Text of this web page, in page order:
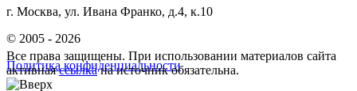
г. Москва, ул. Ивана Франко, д.4, к.10
© 2005 - 2026
Политика конфиденциальности
Все права защищены. При использовании материалов сайта
активнаяссылкана источник обязательна.